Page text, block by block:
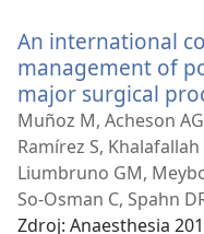
An international
management of
major surgical
Muñoz M, Acheson
Ramírez S,
Liumbruno GM,
So-Osman C, Spahn
Zdroj‎: Anaesthesia